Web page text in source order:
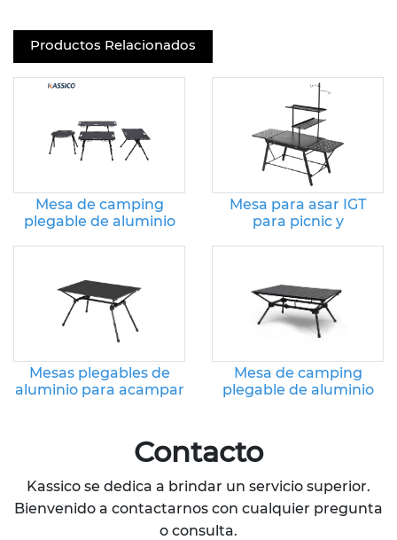
Productos Relacionados
Mesa de camping
plegable de aluminio
Mesa para asar IGT
para picnic y
Mesas plegables de
aluminio para acampar
Mesa de camping
plegable de aluminio
Contacto
Kassico se dedica a brindar un servicio superior.
Bienvenido a contactarnos con cualquier pregunta
o consulta.